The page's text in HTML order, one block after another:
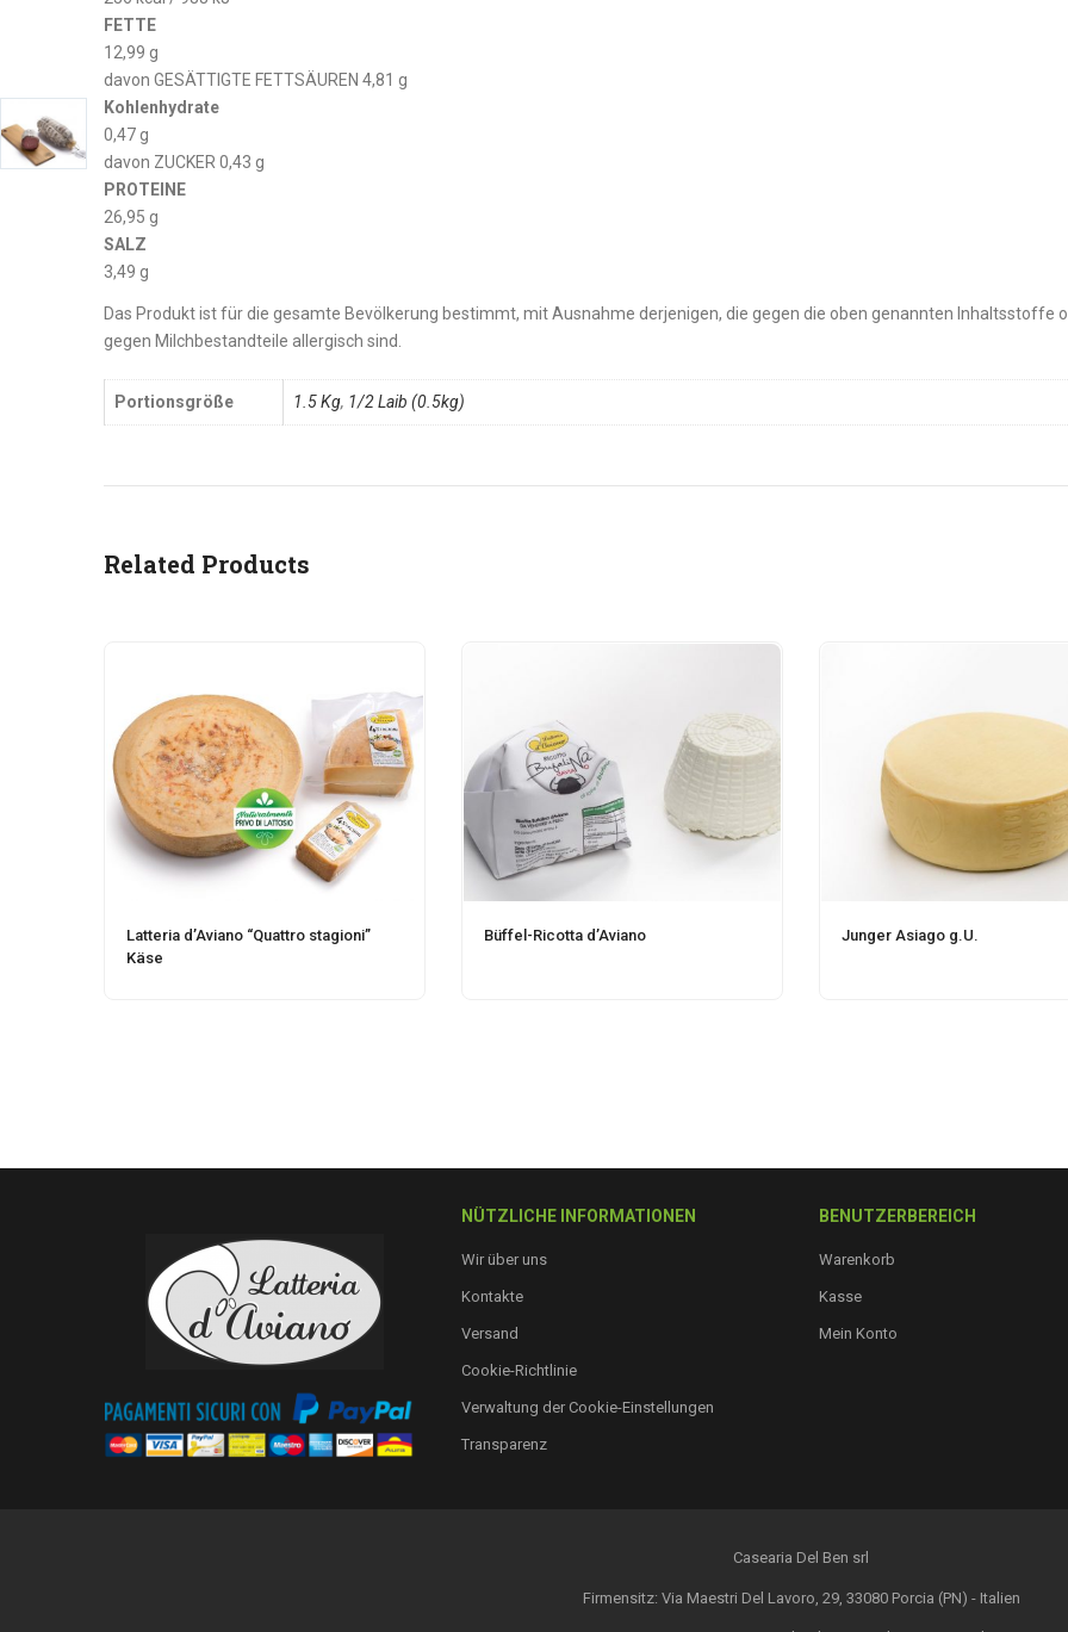
FETTE
12,99 g
davon GESÄTTIGTE FETTSÄUREN 4,81 g
Kohlenhydrate
0,47 g
davon ZUCKER 0,43 g
PROTEINE
26,95 g
SALZ
3,49 g
Das Produkt ist für die gesamte Bevölkerung bestimmt, mit Ausnahme derjenigen, die gegen die oben genannten Inhaltsstoffe
gegen Milchbestandteile allergisch sind.
Portionsgröße 1.5 Kg, 1/2 Laib (0.5kg)
Related Products
Latteria d’Aviano “Quattro stagioni”
Käse
Büffel-Ricotta d’Aviano Junger Asiago g.U.
NÜTZLICHE INFORMATIONEN
Wir über uns
Kontakte
Versand
Cookie-Richtlinie
Verwaltung der Cookie-Einstellungen
Transparenz
BENUTZERBEREICH
Warenkorb
Kasse
Mein Konto
Casearia Del Ben srl
Firmensitz: Via Maestri Del Lavoro, 29, 33080 Porcia (PN) - Italien